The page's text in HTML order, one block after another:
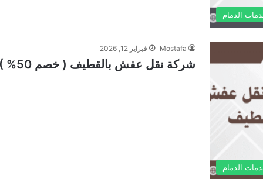
الدمام
الدمام
Mostafa فبراير 12, 2026
شركة نقل عفش بالقطيف ( خصم 50% ) خدمة نقل اثاث 24/7 ساعة